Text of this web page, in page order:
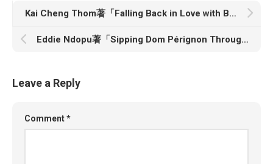
Kai Cheng Thom著「Falling Back in Love with Being Human: Letters to Lost Souls」
Eddie Ndopu著「Sipping Dom Pérignon Through A Straw」
Leave a Reply
Comment*